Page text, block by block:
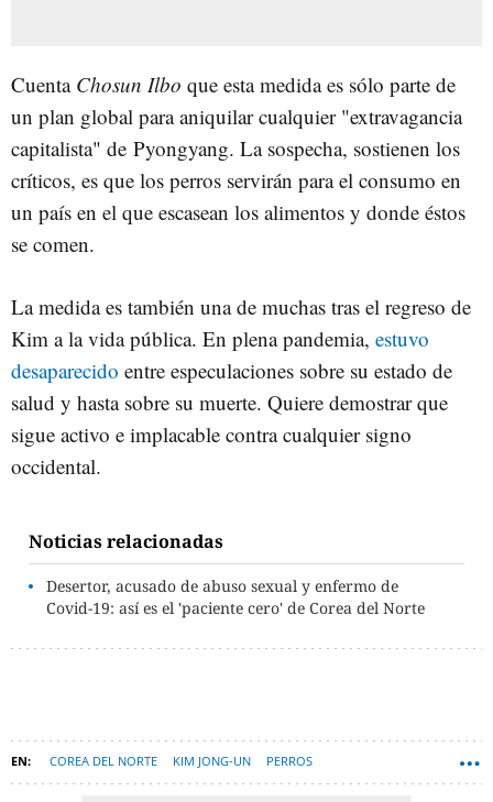
Cuenta Chosun Ilbo que esta medida es sólo parte de
un plan global para aniquilar cualquier "extravagancia
capitalista" de Pyongyang. La sospecha, sostienen los
críticos, es que los perros servirán para el consumo en
un país en el que escasean los alimentos y donde éstos
se comen.
La medida es también una de muchas tras el regreso de
Kim a la vida pública. En plena pandemia, estuvo
desaparecido entre especulaciones sobre su estado de
salud y hasta sobre su muerte. Quiere demostrar que
sigue activo e implacable contra cualquier signo
occidental.
Noticias relacionadas
Desertor, acusado de abuso sexual y enfermo de
Covid-19: así es el 'paciente cero' de Corea del Norte
COREA DEL NORTE KIM JONG-UN PERROS